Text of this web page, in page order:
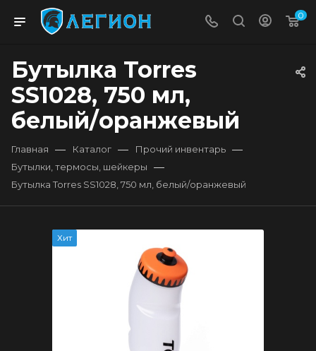
0
Бутылка Torres
SS1028, 750 мл,
белый/оранжевый
Главная — Каталог — Прочий инвентарь —
Бутылки, термосы, шейкеры —
Бутылка Torres SS1028, 750 мл, белый/оранжевый
Хит